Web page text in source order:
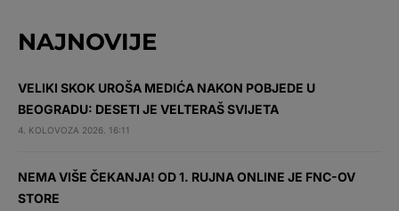
NAJNOVIJE
VELIKI SKOK UROŠA MEDIĆA NAKON POBJEDE U
BEOGRADU: DESETI JE VELTERAŠ SVIJETA
4. KOLOVOZA 2026. 16:11
NEMA VIŠE ČEKANJA! OD 1. RUJNA ONLINE JE FNC-OV
STORE